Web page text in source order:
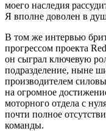
моего наследия
Я вполне доволен в
В том же интервью
прогрессом проекта
он сыграл ключевую
подразделение, ныне
производителем
на огромное
моторного отдела с
почти полное
команды.